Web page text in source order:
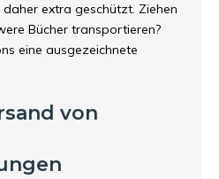
extra geschützt. Ziehen
Bücher transportieren?
eine ausgezeichnete
von